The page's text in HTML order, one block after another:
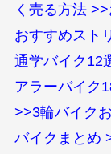
く売る方法 >>
おすすめスト
通学バイク12
アラーバイク
>>3輪バイク
バイクまとめ